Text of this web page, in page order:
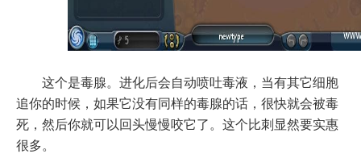
这个是毒腺。进化后会自动喷吐毒液，当有其它细胞
追你的时候，如果它没有同样的毒腺的话，很快就会被毒
死，然后你就可以回头慢慢咬它了。这个比刺显然要实惠
很多。